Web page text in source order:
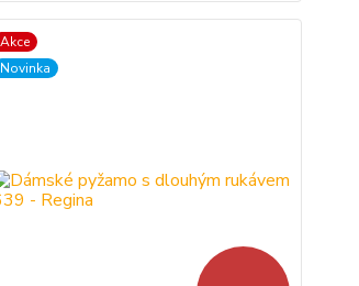
Akce
Novinka